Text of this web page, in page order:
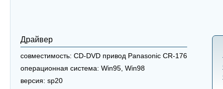
Драйвер
совместимость: CD-DVD привод Panasonic CR-176
операционная система: Win95, Win98
версия: sp20